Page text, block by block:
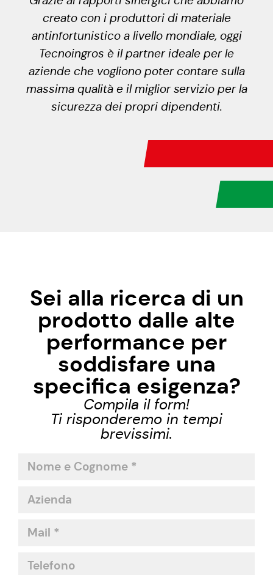
creato con i produttori di materiale
antinfortunistico a livello mondiale, oggi
Tecnoingros è il partner ideale per le
aziende che vogliono poter contare sulla
massima qualità e il miglior servizio per la
sicurezza dei propri dipendenti.
Sei alla ricerca di un
prodotto dalle alte
performance per
soddisfare una
specifica esigenza?
Compila il form!
Ti risponderemo in tempi
brevissimi.